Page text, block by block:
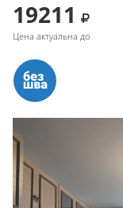
19211
Цена актуальна до